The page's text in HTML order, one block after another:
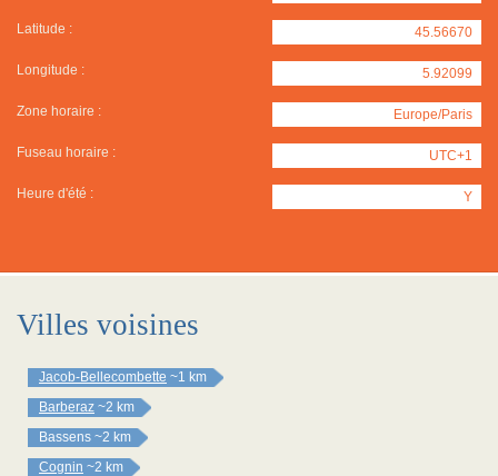
Latitude : 45.56670
Longitude : 5.92099
Zone horaire : Europe/Paris
Fuseau horaire : UTC+1
Heure d'été : Y
Villes voisines
Jacob-Bellecombette ~1 km
Barberaz ~2 km
Bassens ~2 km
Cognin ~2 km